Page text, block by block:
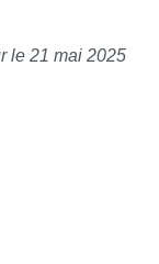
le 21 mai 2025